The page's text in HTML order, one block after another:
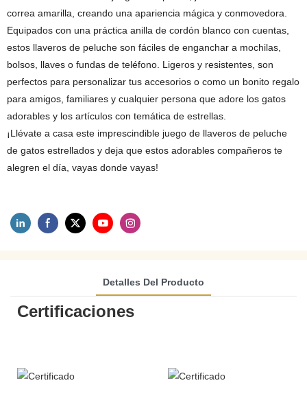
correa amarilla, creando una apariencia mágica y conmovedora.
Equipados con una práctica anilla de cordón blanco con cuentas,
estos llaveros de peluche son fáciles de enganchar a mochilas,
bolsos, llaves o fundas de teléfono. Ligeros y resistentes, son
perfectos para personalizar tus accesorios o como un bonito regalo
para amigos, familiares y cualquier persona que adore los gatos
adorables y los artículos con temática de estrellas.
¡Llévate a casa este imprescindible juego de llaveros de peluche
de gatos estrellados y deja que estos adorables compañeros te
alegren el día, vayas donde vayas!
Detalles Del Producto
Certificaciones